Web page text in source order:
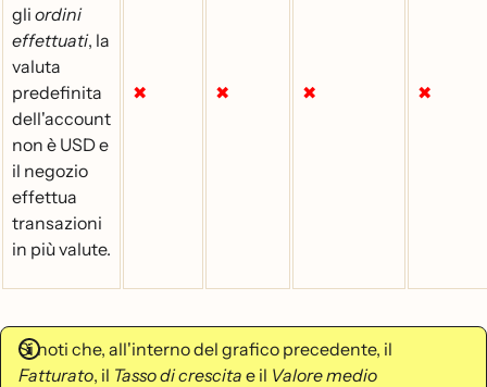
gli ordini
effettuati, la
valuta
predefinita
dell'account
non è USD e
il negozio
effettua
transazioni
in più valute.
✖ ✖ ✖ ✖
Si noti che, all'interno del grafico precedente, il
Fatturato, il Tasso di crescita e il Valore medio